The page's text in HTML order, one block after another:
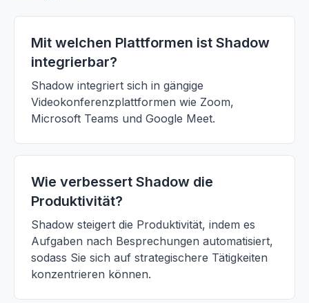
Mit welchen Plattformen ist Shadow
integrierbar?
Shadow integriert sich in gängige
Videokonferenzplattformen wie Zoom,
Microsoft Teams und Google Meet.
Wie verbessert Shadow die
Produktivität?
Shadow steigert die Produktivität, indem es
Aufgaben nach Besprechungen automatisiert,
sodass Sie sich auf strategischere Tätigkeiten
konzentrieren können.